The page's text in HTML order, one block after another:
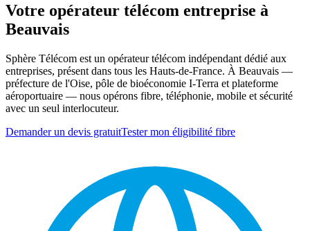
Votre opérateur télécom entreprise à
Beauvais
Sphère Télécom est un opérateur télécom indépendant dédié aux
entreprises, présent dans tous les Hauts-de-France. À Beauvais —
préfecture de l'Oise, pôle de bioéconomie I-Terra et plateforme
aéroportuaire — nous opérons fibre, téléphonie, mobile et sécurité
avec un seul interlocuteur.
Demander un devis gratuitTester mon éligibilité fibre